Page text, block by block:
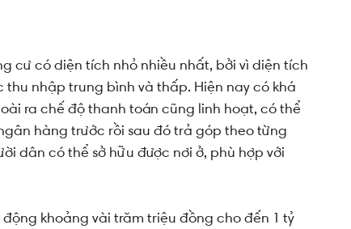
cư có diện tích nhỏ nhiều nhất, bởi vì diện tích
nhập trung bình và thấp. Hiện nay có khá
ra chế độ thanh toán cũng linh hoạt, có thể
hàng trước rồi sau đó trả góp theo từng
dân có thể sở hữu được nơi ở, phù hợp với
khoảng vài trăm triệu đồng cho đến 1 tỷ